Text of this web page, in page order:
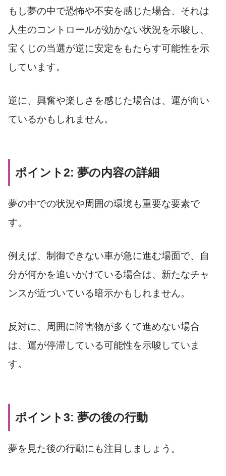
もし夢の中で恐怖や不安を感じた場合、それは
人生のコントロールが効かない状況を示唆し、
宝くじの当選が逆に安定をもたらす可能性を示
しています。
逆に、興奮や楽しさを感じた場合は、運が向い
ているかもしれません。
ポイント2: 夢の内容の詳細
夢の中での状況や周囲の環境も重要な要素で
す。
例えば、制御できない車が急に進む場面で、自
分が何かを追いかけている場合は、新たなチャ
ンスが近づいている暗示かもしれません。
反対に、周囲に障害物が多くて進めない場合
は、運が停滞している可能性を示唆していま
す。
ポイント3: 夢の後の行動
夢を見た後の行動にも注目しましょう。